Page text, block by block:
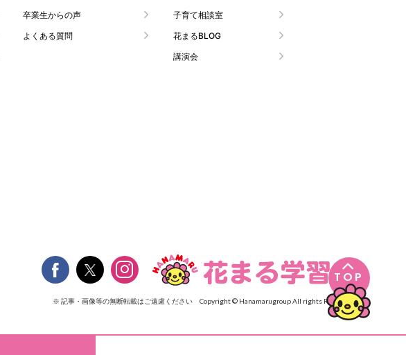
TOP
卒業生からの声
よくある質問
子育て相談室
花まるBLOG
講演会
 
※ 記事・画像等の無断転載はご遠慮ください Copyright © Hanamarugroup All rights Reserved.